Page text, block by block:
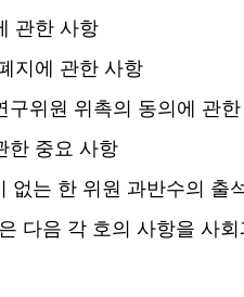
관한 사항
지에 관한 사항
구위원 위촉의 동의에 관
한 중요 사항
없는 한 위원 과반수의 출
다음 각 호의 사항을 사